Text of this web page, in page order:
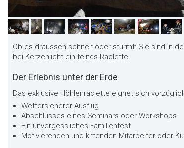
Ob es draussen schneit oder stürmt: Sie sind in
bei Kerzenlicht ein feines Raclette.
Der Erlebnis unter der Erde
Das exklusive Höhlenraclette eignet sich
Wettersicherer Ausflug
Abschlusses eines Seminars oder Workshops
Ein unvergessliches Familienfest
Motivierenden und kittenden Mitarbeiter-oder